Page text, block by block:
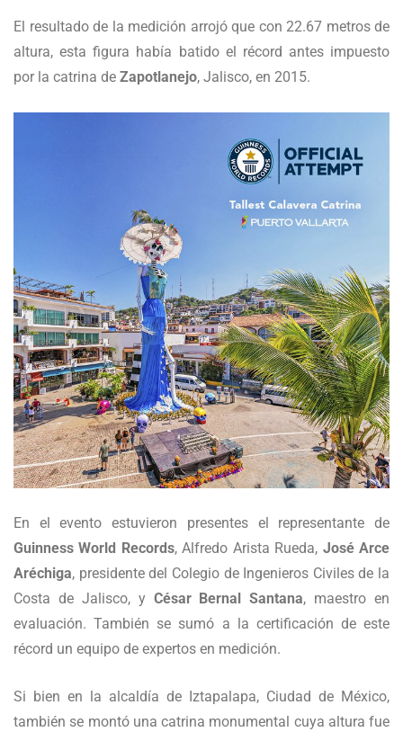
El resultado de la medición arrojó que con 22.67 metros de
altura, esta figura había batido el récord antes impuesto
por la catrina de Zapotlanejo, Jalisco, en 2015.
En el evento estuvieron presentes el representante de
Guinness World Records, Alfredo Arista Rueda, José Arce
Aréchiga, presidente del Colegio de Ingenieros Civiles de la
Costa de Jalisco, y César Bernal Santana, maestro en
evaluación. También se sumó a la certificación de este
récord un equipo de expertos en medición.
Si bien en la alcaldía de Iztapalapa, Ciudad de México,
también se montó una catrina monumental cuya altura fue